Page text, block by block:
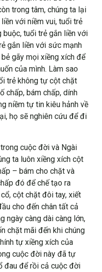
trong tâm, chúng ta lại
với niềm vui, tuổi trẻ
tuổi trẻ gắn liền với
gắn liền với sức mạnh
gãy mọi xiềng xích để
của mình. Làm sao
trẻ không tự cột chặt
chấp, bám chấp, dính
niềm tự tin kiêu hảnh về
họ sẽ nghiên cứu để đi
cuộc đời và Ngài
ta luôn xiềng xích cột
– bám cho chặt và
đó để chế tạo ra
cột chặt đôi tay, xiết
cho đến chân tất cả
ngày càng dài càng lớn,
chặt mãi đến khi chúng
tự xiềng xích của
cuộc đời này đã tự
đau để rồi cả cuộc đời